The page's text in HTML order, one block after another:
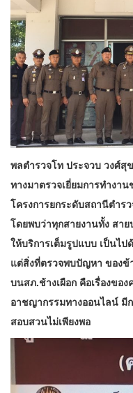
พลตำรวจโท ประจวบ วงศ์
ทางมาตรวจเยี่ยมการทำงา
โครงการยกระดับสถานีตำร
โดยพบว่าทุกสายงานทั้ง สา
ให้บริการเต็มรูปแบบ เป็นไ
แต่สิ่งที่ตรวจพบปัญหา ของ
บนสภ.ช้างเผือก คือเรื่องขอ
อาชญากรรมทางออนไลน์ มี
สอบสวนไม่เพียงพอ